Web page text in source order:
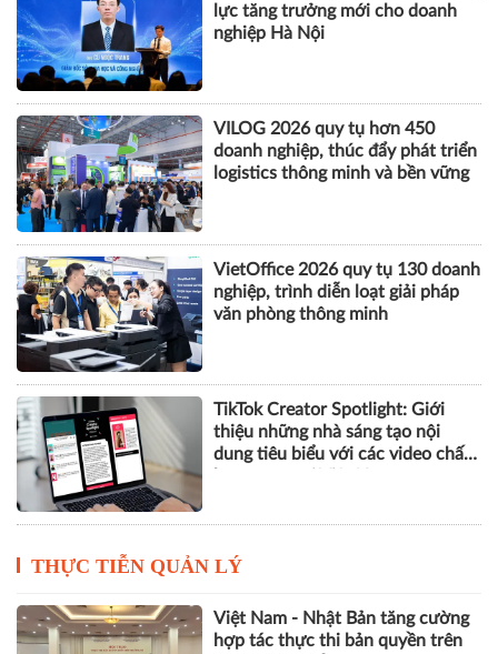
lực tăng trưởng mới cho doanh
nghiệp Hà Nội
VILOG 2026 quy tụ hơn 450
doanh nghiệp, thúc đẩy phát triển
logistics thông minh và bền vững
VietOffice 2026 quy tụ 130 doanh
nghiệp, trình diễn loạt giải pháp
văn phòng thông minh
TikTok Creator Spotlight: Giới
thiệu những nhà sáng tạo nội
dung tiêu biểu với các video chất
THỰC TIỄN QUẢN LÝ
Việt Nam - Nhật Bản tăng cường
hợp tác thực thi bản quyền trên